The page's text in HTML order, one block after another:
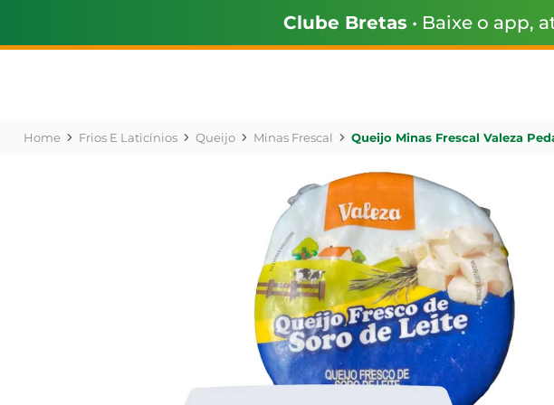
Clube Bretas • Baixe o app,
Frios E Laticínios Queijo Minas Frescal Queijo Minas Frescal Valeza